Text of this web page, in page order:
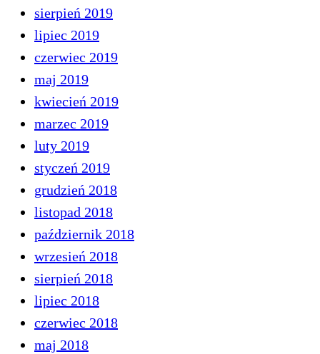
sierpień 2019
lipiec 2019
czerwiec 2019
maj 2019
kwiecień 2019
marzec 2019
luty 2019
styczeń 2019
grudzień 2018
listopad 2018
październik 2018
wrzesień 2018
sierpień 2018
lipiec 2018
czerwiec 2018
maj 2018